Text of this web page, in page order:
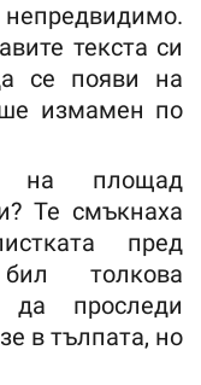
текста си
се появи на
измамен по
на площад
Те смъкнаха
пред
толкова
проследи
в тълпата, но